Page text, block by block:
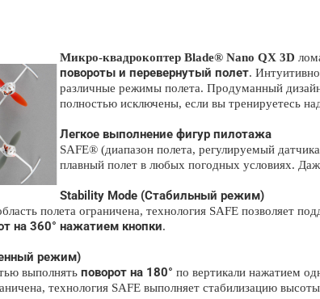
Микро-квадрокоптер Blade® Nano QX 3D
повороты и перевернутый полет.
различные режимы полета. Продуманный
полностью исключены, если вы тренируетесь
Легкое выполнение фигур пилотажа
SAFE® (диапазон полета, регулируемый
плавный полет в любых погодных условиях.
Stability Mode (Стабильный режим)
полета ограничена, технология SAFE позволяет
на 360° нажатием кнопки.
режим)
выполнять поворот на 180° по вертикали нажатием
технология SAFE выполняет стабилизацию